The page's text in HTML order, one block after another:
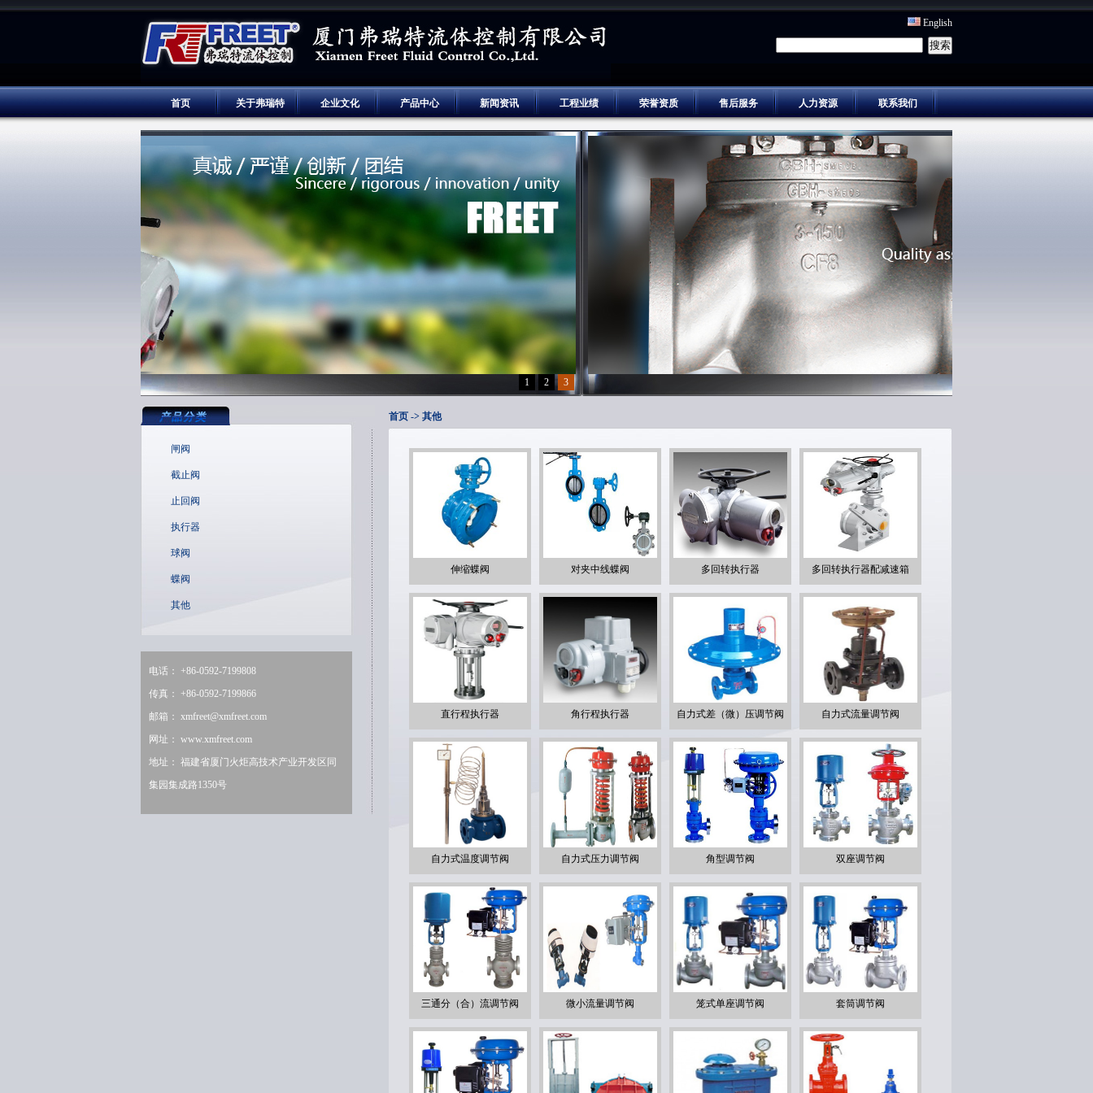
English
首页 关于弗瑞特 企业文化 产品中心 新闻资讯 工程业绩 荣誉资质 售后服务 人力资源 联系我们
1 2 3
闸阀
截止阀
止回阀
执行器
球阀
蝶阀
其他
电话： +86-0592-7199808
传真： +86-0592-7199866
邮箱： xmfreet@xmfreet.com
网址： www.xmfreet.com
地址： 福建省厦门火炬高技术产业开发区同
集园集成路1350号
首页 -> 其他
伸缩蝶阀 对夹中线蝶阀 多回转执行器 多回转执行器配减速箱
直行程执行器 角行程执行器 自力式差（微）压调节阀 自力式流量调节阀
自力式温度调节阀 自力式压力调节阀 角型调节阀 双座调节阀
三通分（合）流调节阀 微小流量调节阀 笼式单座调节阀 套筒调节阀